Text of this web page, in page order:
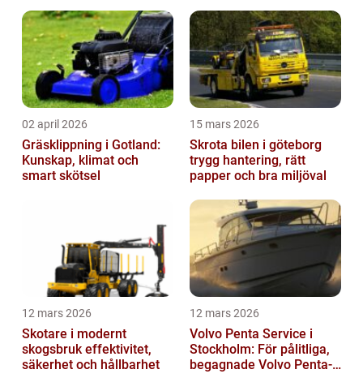
02 april 2026
Gräsklippning i Gotland:
Kunskap, klimat och
smart skötsel
15 mars 2026
Skrota bilen i göteborg
trygg hantering, rätt
papper och bra miljöval
12 mars 2026
Skotare i modernt
skogsbruk effektivitet,
säkerhet och hållbarhet
12 mars 2026
Volvo Penta Service i
Stockholm: För pålitliga,
begagnade Volvo Penta-